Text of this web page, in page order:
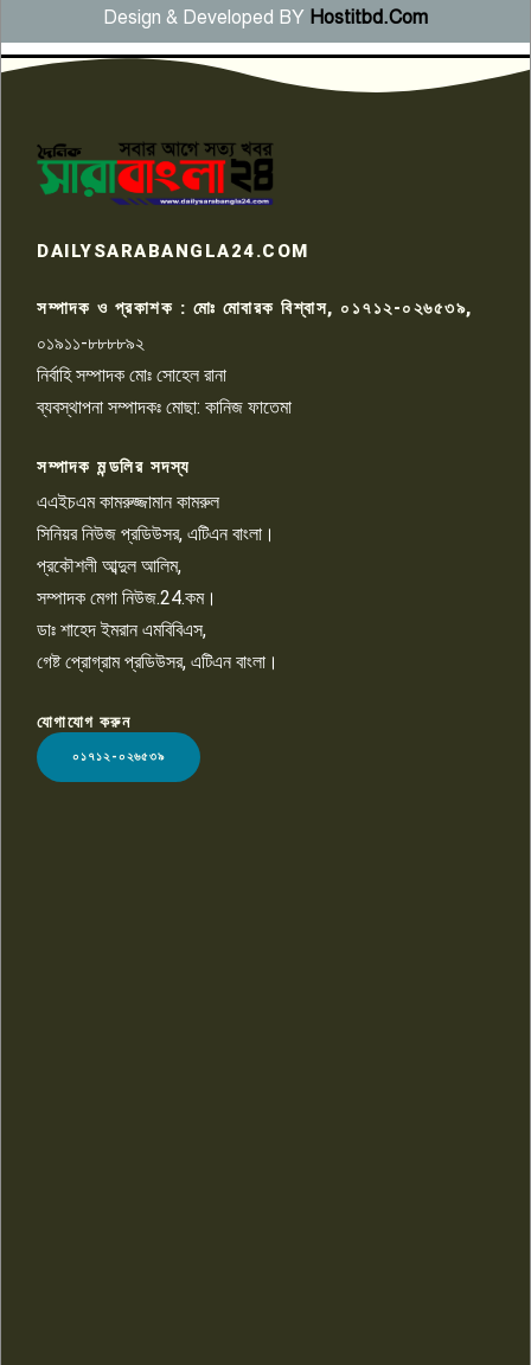
৬
সংবাদ সম্মেলনে অভিযোগ অস্বীকার
উদ্দেশ্য প্রণোদিত সংবাদ প্রকাশের
প্রতিবাদ নাজির হাসানের
৭
কেটে ঘরে ঢুকে স্কুল শিক্ষিকাকে হত্যা
টয়লেটের ট্যাংকি থেকে লাশ উদ্ধার
রাজশাহীতে সন্ত্রাসী হামলায় গুরুতর
৯
চাঁদাবাজি ও হয়রানির অভিযোগ
১০
Design & Developed BY Hostitbd.Com
LOGO
DAILYSARABANGLA24.COM
সম্পাদক ও প্রকাশক : মোঃ মোবারক বিশ্বাস, ০১৭১২-০২৬৫৩৯,
০১৯১১-৮৮৮৮৯২
নির্বাহি সম্পাদক মোঃ সোহেল রানা
ব্যবস্থাপনা সম্পাদকঃ মোছা: কানিজ ফাতেমা
সম্পাদক মন্ডলির সদস্য
এএইচএম কামরুজ্জামান কামরুল
সিনিয়র নিউজ প্রডিউসর, এটিএন বাংলা।
প্রকৌশলী আব্দুল আলিম,
সম্পাদক মেগা নিউজ.24.কম।
ডাঃ শাহেদ ইমরান এমবিবিএস,
গেষ্ট প্রোগ্রাম প্রডিউসর, এটিএন বাংলা।
যোগাযোগ করুন
০১৭১২-০২৬৫৩৯